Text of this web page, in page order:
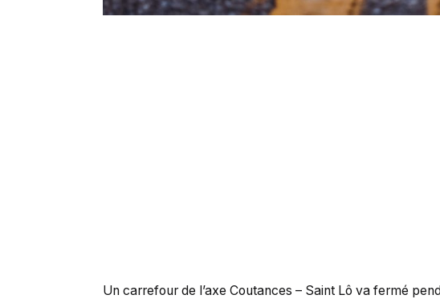
Un carrefour de l’axe Coutances – Saint Lô va fermé